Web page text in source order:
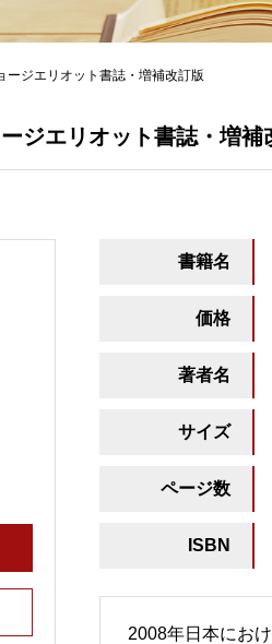
ージエリオット書誌・増補改訂版
ジエリオット書誌・増補
書籍名
価格
著者名
サイズ
ページ数
ISBN
2008年日本にお